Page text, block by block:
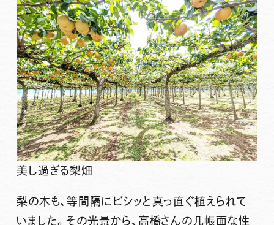
美し過ぎる梨畑
梨の木も、等間隔にビシッと真っ直ぐ植えられて
いました。その光景から、高橋さんの几帳面な性